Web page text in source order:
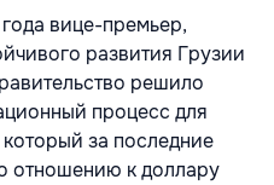
вице-премьер,
развития Грузии
решило
процесс для
за последние
отношению к доллару